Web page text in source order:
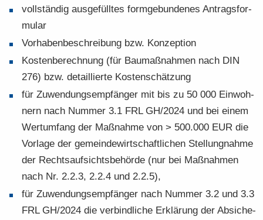
voll­stän­dig aus­ge­füll­tes form­ge­bun­de­nes An­trags­for­
mu­lar
Vor­ha­ben­be­schrei­bung bzw. Kon­zep­ti­on
Kos­ten­be­rech­nung (für Bau­maß­nah­men nach DIN
276) bzw. de­tail­lier­te Kos­ten­schät­zung
für Zu­wen­dungs­emp­fän­ger mit bis zu 50 000 Ein­woh­
nern nach Num­mer 3.1 FRL GH/2024 und bei einem
Wert­um­fang der Maß­nah­me von > 500.000 EUR die
Vor­la­ge der ge­mein­de­wirt­schaft­li­chen Stel­lung­nah­me
der Rechts­auf­sichts­be­hör­de (nur bei Maß­nah­men
nach Nr. 2.2.3, 2.2.4 und 2.2.5),
für Zu­wen­dungs­emp­fän­ger nach Num­mer 3.2 und 3.3
FRL GH/2024 die ver­bind­li­che Er­klä­rung der Ab­si­che­